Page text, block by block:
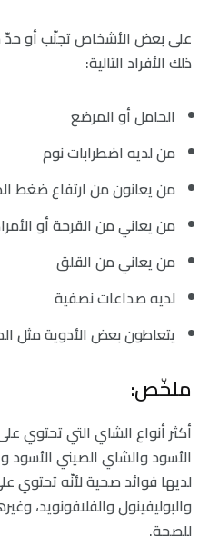
على بعض الأشخاص تجنّب أو حدّ
ذلك الأفراد التالية:
الحامل أو المرضع
من لديه اضطرابات نوم
من يعانون من ارتفاع ضغط
من يعاني من القرحة أو
من يعاني من القلق
لديه صداعات نصفية
يتعاطون بعض الأدوية مثل
ملخّص:
أكثر أنواع الشاي التي تحتوي
الأسود والشاي الصيني
لديها فوائد صحية لأنّه تحتوي
والبوليفينول والفلافونويد،
للصحة.